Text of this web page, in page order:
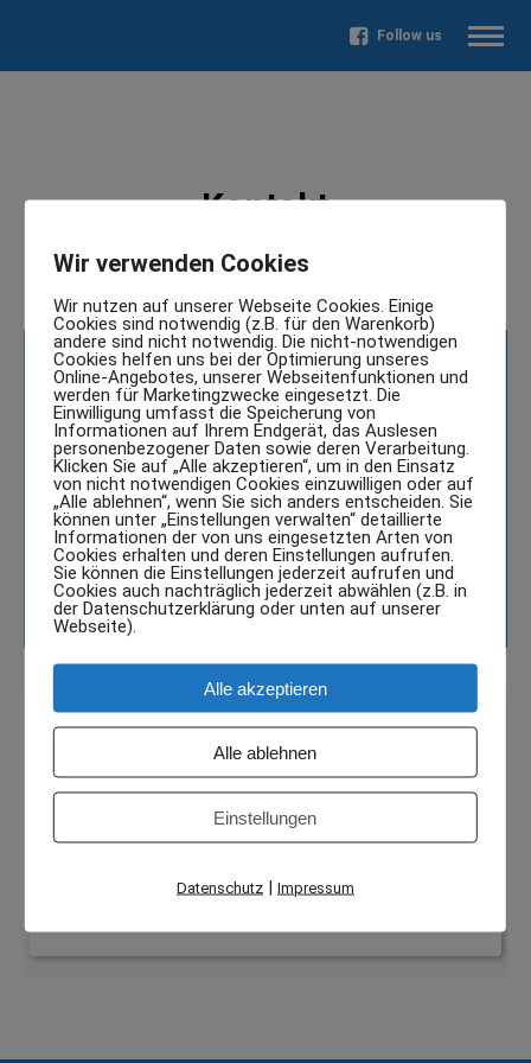
Follow us
Kontakt
Robert Ungureanu
Wiesentstraße 4
91301 Forchheim
0174/9059397
Google Maps kann nur aktiviert werden, wenn Cookies
gesetzt werden dürfen.
Google Maps aktivieren
Wenn Google Maps aktiviert wurde, werden personenbezogene
Wir verwenden Cookies
Wir nutzen auf unserer Webseite Cookies. Einige
Cookies sind notwendig (z.B. für den Warenkorb)
andere sind nicht notwendig. Die nicht-notwendigen
Cookies helfen uns bei der Optimierung unseres
Online-Angebotes, unserer Webseitenfunktionen und
werden für Marketingzwecke eingesetzt. Die
Einwilligung umfasst die Speicherung von
Informationen auf Ihrem Endgerät, das Auslesen
personenbezogener Daten sowie deren Verarbeitung.
Klicken Sie auf „Alle akzeptieren“, um in den Einsatz
von nicht notwendigen Cookies einzuwilligen oder auf
„Alle ablehnen“, wenn Sie sich anders entscheiden. Sie
können unter „Einstellungen verwalten“ detaillierte
Informationen der von uns eingesetzten Arten von
Cookies erhalten und deren Einstellungen aufrufen.
Sie können die Einstellungen jederzeit aufrufen und
Cookies auch nachträglich jederzeit abwählen (z.B. in
der Datenschutzerklärung oder unten auf unserer
Webseite).
Alle akzeptieren
Alle ablehnen
Einstellungen
Datenschutz| Impressum